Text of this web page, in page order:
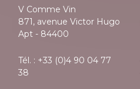
V Comme Vin
871, avenue Victor Hugo
Apt - 84400
Tél. : +33 (0)4 90 04 77
38